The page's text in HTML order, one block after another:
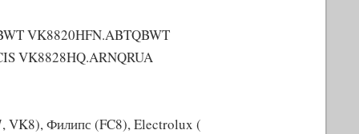
VK8820HFN.ABTQBWT
VK8828HQ.ARNQRUA
VK8), Филипс (FC8), Electrolux (